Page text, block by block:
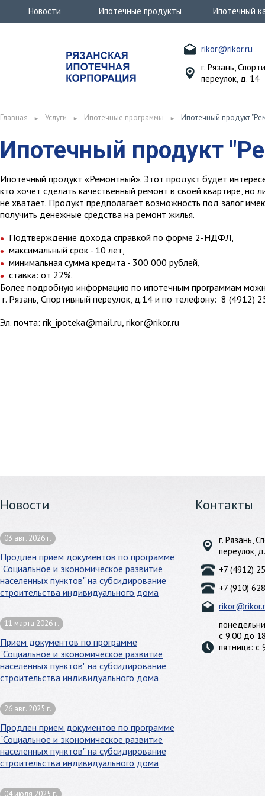
Новости Ипотечные продукты Ипотечный
rikor@rikor.ru
г. Рязань,
переулок, д. 14
Главная ► Услуги ► Ипотечные программы ► Ипотечный продукт
Ипотечный продукт
Ипотечный продукт «Ремонтный». Этот продукт будет
кто хочет сделать качественный ремонт в своей квартире, но
не хватает. Продукт предполагает возможность под залог
получить денежные средства на ремонт жилья.
Подтверждение дохода справкой по форме 2-НДФЛ,
максимальный срок - 10 лет,
минимальная сумма кредита - 300 000 рублей,
ставка: от 22%.
Более подробную информацию по ипотечным программам
г. Рязань, Спортивный переулок, д.14 и по телефону: 8 (4912)
Эл. почта: rik_ipoteka@mail.ru, rikor@rikor.ru
Новости
03 авг. 2026 г.
Продлен прием документов по программе
"Социальное и экономическое развитие
населенных пунктов" на субсидирование
строительства индивидуального дома
11 марта 2026 г.
Прием документов по программе
"Социальное и экономическое развитие
населенных пунктов" на субсидирование
строительства индивидуального дома
26 авг. 2025 г.
Продлен прием документов по программе
"Социальное и экономическое развитие
населенных пунктов" на субсидирование
строительства индивидуального дома
04 июля 2025 г.
Контакты
г. Рязань,
переулок,
+7 (4912)
+7 (910)
с 9.00 до
пятница: с